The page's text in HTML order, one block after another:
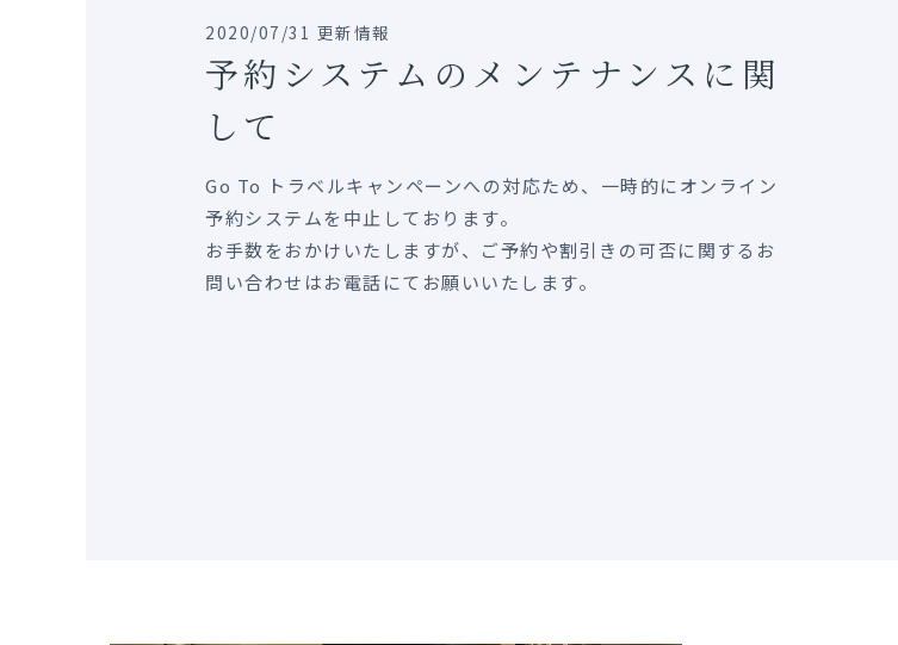
2020/07/31 更新情報
予約システムのメンテナンスに関
して
Go To トラベルキャンペーンへの対応ため、一時的にオンライン
予約システムを中止しております。
お手数をおかけいたしますが、ご予約や割引きの可否に関するお
問い合わせはお電話にてお願いいたします。